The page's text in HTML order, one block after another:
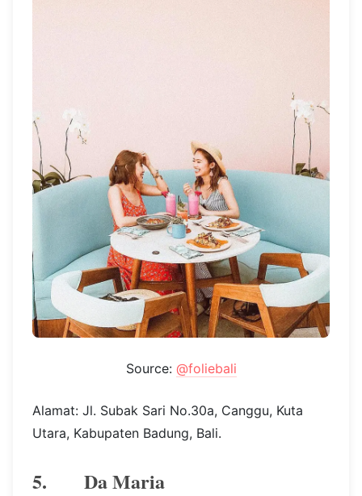
Source: @foliebali
Alamat: Jl. Subak Sari No.30a, Canggu, Kuta
Utara, Kabupaten Badung, Bali.
5. Da Maria